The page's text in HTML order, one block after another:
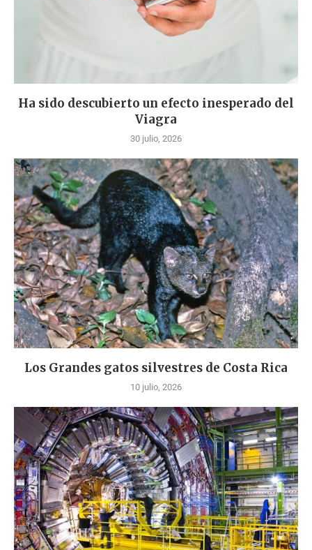
Ha sido descubierto un efecto inesperado del
Viagra
30 julio, 2026
Los Grandes gatos silvestres de Costa Rica
10 julio, 2026